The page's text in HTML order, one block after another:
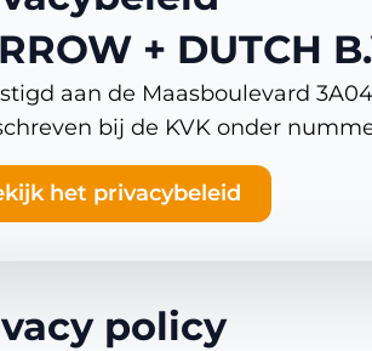
+ DUTCH
aan de Maasboulevard
bij de KVK onder
het privacybeleid
policy